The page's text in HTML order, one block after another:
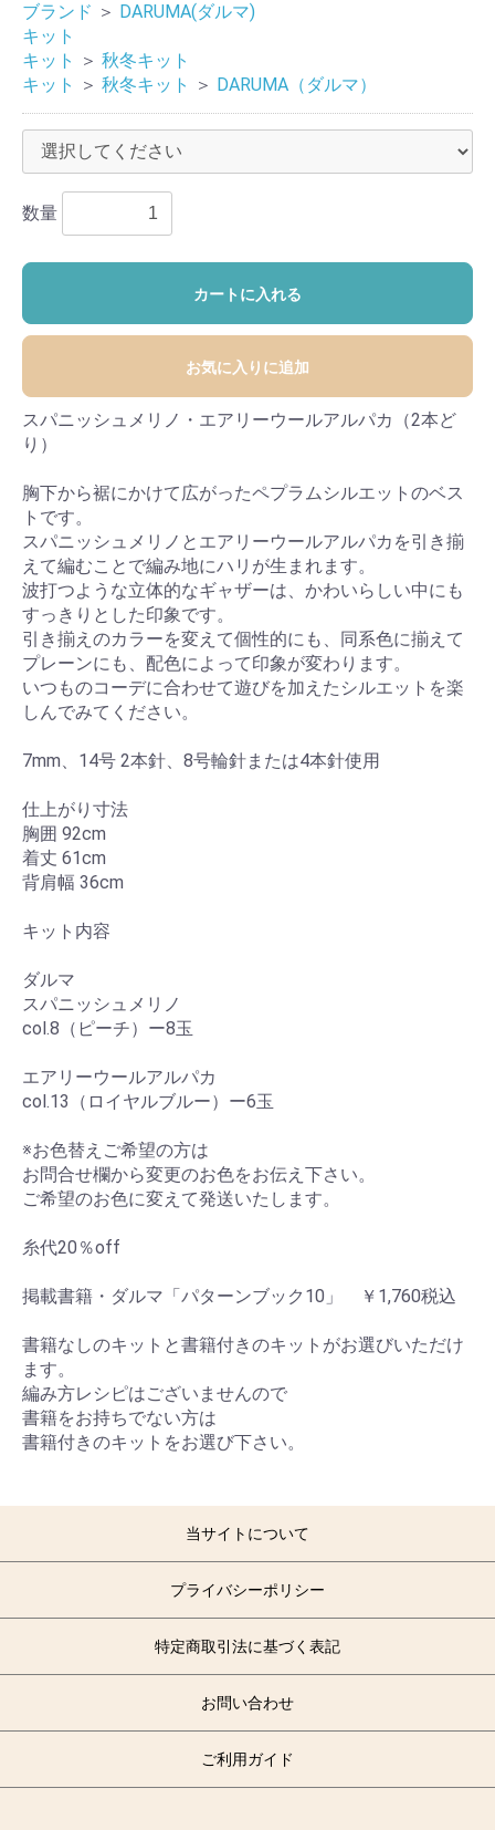
ブランド ＞ DARUMA(ダルマ)
キット
キット
＞ 秋冬キット
キット
＞ 秋冬キット ＞ DARUMA（ダルマ）
数量
カートに入れる
お気に入りに追加
スパニッシュメリノ・エアリーウールアルパカ（2本ど
り）
胸下から裾にかけて広がったペプラムシルエットのベス
トです。
スパニッシュメリノとエアリーウールアルパカを引き揃
えて編むことで編み地にハリが生まれます。
波打つような立体的なギャザーは、かわいらしい中にも
すっきりとした印象です。
引き揃えのカラーを変えて個性的にも、同系色に揃えて
プレーンにも、配色によって印象が変わります。
いつものコーデに合わせて遊びを加えたシルエットを楽
しんでみてください。
7mm、14号 2本針、8号輪針または4本針使用
仕上がり寸法
胸囲 92cm
着丈 61cm
背肩幅 36cm
キット内容
ダルマ
スパニッシュメリノ
col.8（ピーチ）ー8玉
エアリーウールアルパカ
col.13（ロイヤルブルー）ー6玉
※お色替えご希望の方は
お問合せ欄から変更のお色をお伝え下さい。
ご希望のお色に変えて発送いたします。
糸代20％off
掲載書籍・ダルマ「パターンブック10」 ￥1,760税込
書籍なしのキットと書籍付きのキットがお選びいただけ
ます。
編み方レシピはございませんので
書籍をお持ちでない方は
書籍付きのキットをお選び下さい。
当サイトについて
プライバシーポリシー
特定商取引法に基づく表記
お問い合わせ
ご利用ガイド